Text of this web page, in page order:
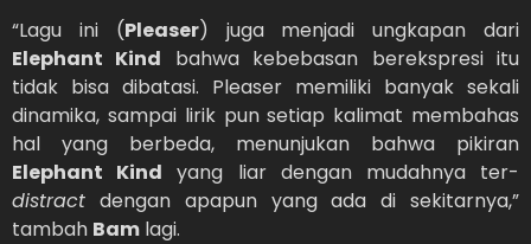
“Lagu ini (Pleaser) juga menjadi ungkapan dari
Elephant Kind bahwa kebebasan berekspresi itu
tidak bisa dibatasi. Pleaser memiliki banyak sekali
dinamika, sampai lirik pun setiap kalimat membahas
hal yang berbeda, menunjukan bahwa pikiran
Elephant Kind yang liar dengan mudahnya ter-
distract dengan apapun yang ada di sekitarnya,”
tambah Bam lagi.